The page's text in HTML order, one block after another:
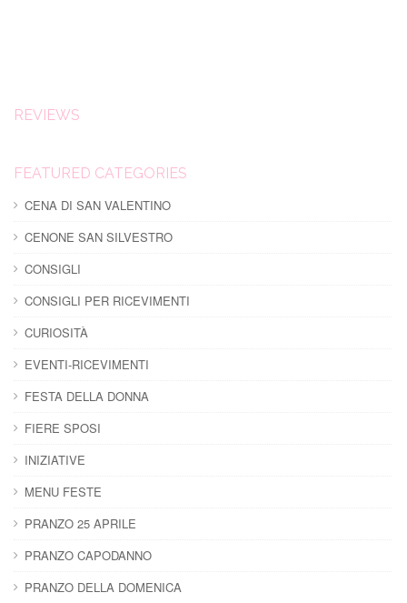
REVIEWS
FEATURED CATEGORIES
CENA DI SAN VALENTINO
CENONE SAN SILVESTRO
CONSIGLI
CONSIGLI PER RICEVIMENTI
CURIOSITÀ
EVENTI-RICEVIMENTI
FESTA DELLA DONNA
FIERE SPOSI
INIZIATIVE
MENU FESTE
PRANZO 25 APRILE
PRANZO CAPODANNO
PRANZO DELLA DOMENICA